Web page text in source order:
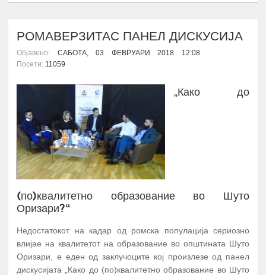
РОМАВЕРЗИТАС ПАНЕЛ ДИСКУСИЈА
Објавено: САБОТА, 03 ФЕВРУАРИ 2018 12:08
Посети: 11059
„Како до
(по)квалитетно образование во Шуто
Оризари?“
Недостатокот на кадар од ромска популација сериозно
влијае на квалитетот на образование во општината Шуто
Оризари, е еден од заклучоците кој произлезе од панел
дискусијата „Како до (по)квалитетно образование во Шуто